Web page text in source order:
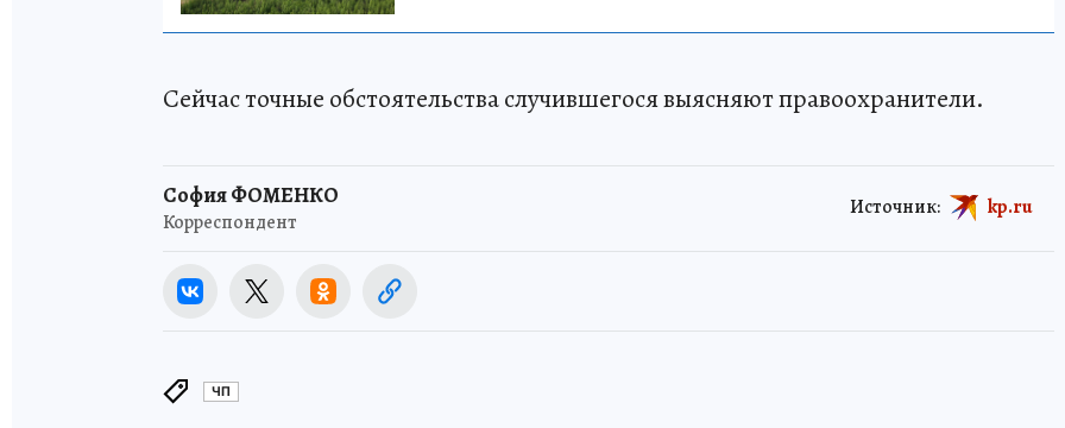
Сейчас точные обстоятельства случившегося выясняют правоохранители.
София ФОМЕНКО
Корреспондент
Источник: kp.ru
ЧП